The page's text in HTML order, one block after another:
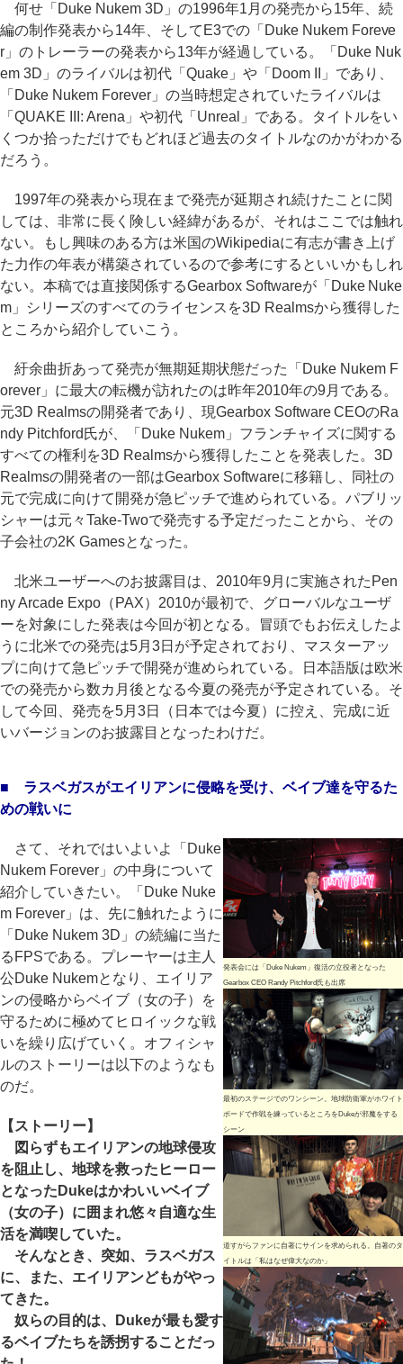
何せ「Duke Nukem 3D」の1996年1月の発売から15年、続
編の制作発表から14年、そしてE3での「Duke Nukem Foreve
r」のトレーラーの発表から13年が経過している。「Duke Nuk
em 3D」のライバルは初代「Quake」や「Doom II」であり、
「Duke Nukem Forever」の当時想定されていたライバルは
「QUAKE III: Arena」や初代「Unreal」である。タイトルをい
くつか拾っただけでもどれほど過去のタイトルなのかがわかる
だろう。
1997年の発表から現在まで発売が延期され続けたことに関
しては、非常に長く険しい経緯があるが、それはここでは触れ
ない。もし興味のある方は米国のWikipediaに有志が書き上げ
た力作の年表が構築されているので参考にするといいかもしれ
ない。本稿では直接関係するGearbox Softwareが「Duke Nuke
m」シリーズのすべてのライセンスを3D Realmsから獲得した
ところから紹介していこう。
紆余曲折あって発売が無期延期状態だった「Duke Nukem F
orever」に最大の転機が訪れたのは昨年2010年の9月である。
元3D Realmsの開発者であり、現Gearbox Software CEOのRa
ndy Pitchford氏が、「Duke Nukem」フランチャイズに関する
すべての権利を3D Realmsから獲得したことを発表した。3D
Realmsの開発者の一部はGearbox Softwareに移籍し、同社の
元で完成に向けて開発が急ピッチで進められている。パブリッ
シャーは元々Take-Twoで発売する予定だったことから、その
子会社の2K Gamesとなった。
北米ユーザーへのお披露目は、2010年9月に実施されたPen
ny Arcade Expo（PAX）2010が最初で、グローバルなユーザ
ーを対象にした発表は今回が初となる。冒頭でもお伝えしたよ
うに北米での発売は5月3日が予定されており、マスターアッ
プに向けて急ピッチで開発が進められている。日本語版は欧米
での発売から数カ月後となる今夏の発売が予定されている。そ
して今回、発売を5月3日（日本では今夏）に控え、完成に近
いバージョンのお披露目となったわけだ。
■ ラスベガスがエイリアンに侵略を受け、ベイブ達を守るた
めの戦いに
発表会には「Duke Nukem」復活の立役者となった
Gearbox CEO Randy Pitchford氏も出席
最初のステージでのワンシーン。地球防衛軍がホワイト
ボードで作戦を練っているところをDukeが邪魔をする
シーン
道すがらファンに自著にサインを求められる。自著のタ
イトルは「私はなぜ偉大なのか」
さて、それではいよいよ「Duke
Nukem Forever」の中身について
紹介していきたい。「Duke Nuke
m Forever」は、先に触れたように
「Duke Nukem 3D」の続編に当た
るFPSである。プレーヤーは主人
公Duke Nukemとなり、エイリア
ンの侵略からベイブ（女の子）を
守るために極めてヒロイックな戦
いを繰り広げていく。オフィシャ
ルのストーリーは以下のようなも
のだ。
【ストーリー】
図らずもエイリアンの地球侵攻
を阻止し、地球を救ったヒーロー
となったDukeはかわいいベイブ
（女の子）に囲まれ悠々自適な生
活を満喫していた。
そんなとき、突如、ラスベガス
に、また、エイリアンどもがやっ
てきた。
奴らの目的は、
Dukeが最も愛す
るベイブたちを誘拐することだっ